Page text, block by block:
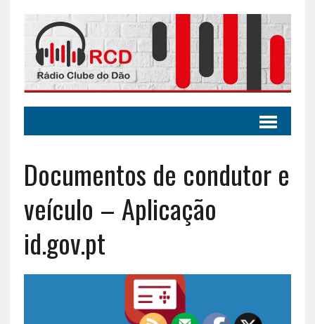
Documentos de condutor e
veículo – Aplicação
id.gov.pt